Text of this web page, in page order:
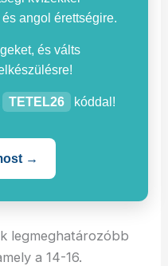
angol érettségire.
és válts
TETEL26 kóddal!
→
legmeghatározóbb
a 14-16.